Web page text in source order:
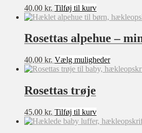
Størrelse
XXS
XS
M
L
XXL
0-3 mdr
3-6 mdr
40,00 kr. Tilføj til kurv
Rosettas alpehue –
40,00 kr. Vælg mulighederDette
vare
vælges
Rosettas trøje
45,00 kr. Tilføj til kurv